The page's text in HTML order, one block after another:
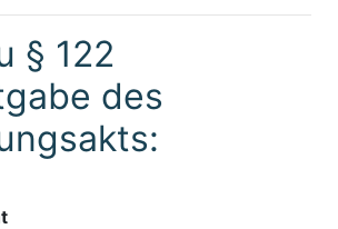
§ 122
des